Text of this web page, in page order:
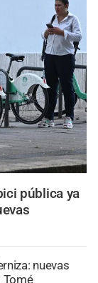
pública ya
nuevas
Tomé